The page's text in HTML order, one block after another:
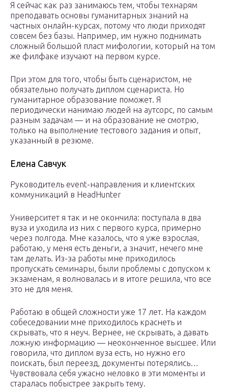
Я сейчас как раз занимаюсь тем, чтобы технарям
преподавать основы гуманитарных знаний на
частных онлайн-курсах, потому что люди приходят
совсем без базы. Например, им нужно поднимать
сложный большой пласт мифологии, который на том
же филфаке изучают на первом курсе.
При этом для того, чтобы быть сценаристом, не
обязательно получать диплом сценариста. Но
гуманитарное образование поможет. Я
периодически нанимаю людей на аутсорс, по самым
разным задачам — и на образование не смотрю,
только на выполнение тестового задания и опыт,
указанный в резюме.
Елена Савчук
Руководитель event-направления и клиентских
коммуникаций в HeadHunter
Университет я так и не окончила: поступала в два
вуза и уходила из них с первого курса, примерно
через полгода. Мне казалось, что я уже взрослая,
работаю, у меня есть деньги, а значит, нечего мне
там делать. Из-за работы мне приходилось
пропускать семинары, были проблемы с допуском к
экзаменам, я волновалась и в итоге решила, что все
это не для меня.
Работаю в общей сложности уже 17 лет. На каждом
собеседовании мне приходилось краснеть и
скрывать, что я неуч. Вернее, не скрывать, а давать
ложную информацию — неоконченное высшее. Или
говорила, что диплом вуза есть, но нужно его
поискать, был переезд, документы потерялись…
Чувствовала себя ужасно неловко в эти моменты и
старалась побыстрее закрыть тему.